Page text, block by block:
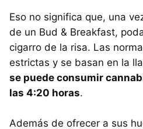
Eso no significa que, una
de un Bud & Breakfast,
cigarro de la risa. Las
estrictas y se basan en la
se puede consumir
las 4:20 horas.
Además de ofrecer a sus